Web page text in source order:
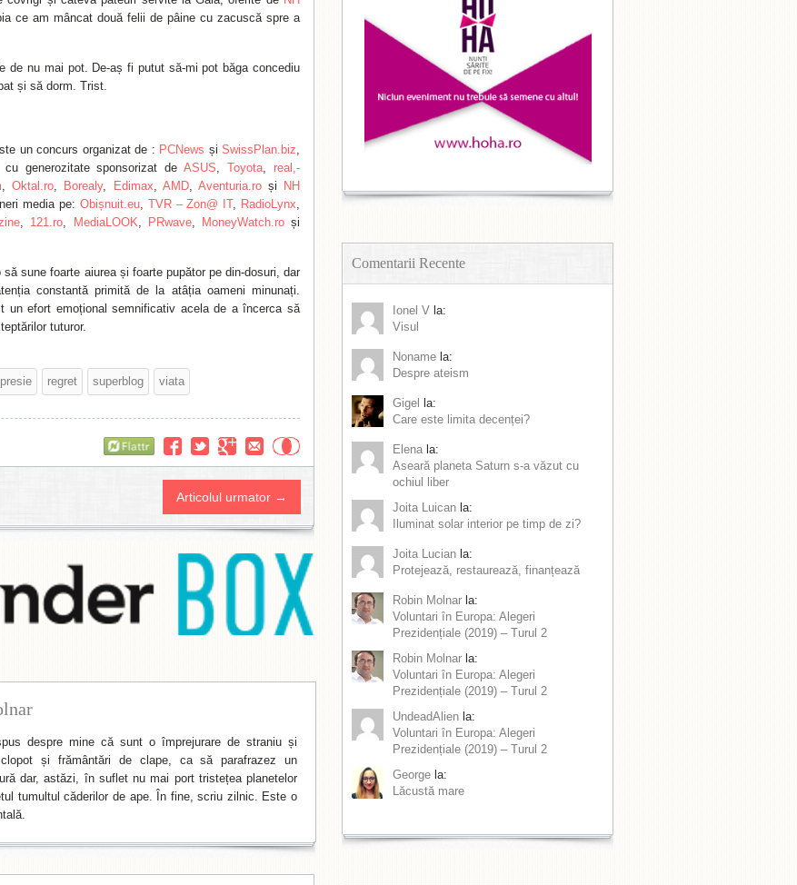
ce am mâncat două felii de pâine cu zacuscă spre a
de nu mai pot. De-aș fi putut să-mi pot băga concediu
și să dorm. Trist.
un concurs organizat de : PCNews și SwissPlan.biz,
generozitate sponsorizat deASUS,Toyota, real,-
,Oktal.ro, Borealy, Edimax, AMD, Aventuria.roși
NH
media pe: Obișnuit.eu, TVR – Zon@ IT, RadioLynx,
, 121.ro, MediaLOOK, PRwave, MoneyWatch.roși
să sune foarte aiurea și foarte pupător pe din-dosuri, dar
constantă primită de la atâția oameni minunați.
un efort emoțional semnificativ acela de a încerca să
tuturor.
regret superblog viata
Articolul urmator →
despre mine că sunt o împrejurare de straniu și
și frământări de clape, ca să parafrazez un
dar, astăzi, în suflet nu mai port tristețea planetelor
tumultul căderilor de ape. În fine, scriu zilnic. Este o
Comentarii Recente
Ionel V la:
Visul
Noname la:
Despre ateism
Gigel
la:
Care este limita decenței?
Elena la:
Aseară planeta Saturn s-a văzut cu
ochiul liber
Joita Luican la:
Iluminat solar interior pe timp de zi?
Joita Lucian la:
Protejează, restaurează, finanțează
Robin Molnar la:
Voluntari în Europa: Alegeri
Prezidențiale (2019) – Turul 2
Robin Molnar la:
Voluntari în Europa: Alegeri
Prezidențiale (2019) – Turul 2
UndeadAlien la:
Voluntari în Europa: Alegeri
Prezidențiale (2019) – Turul 2
George la:
Lăcustă mare